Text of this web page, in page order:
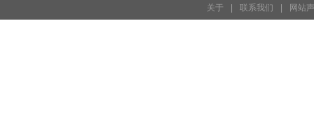
关于
联系我们 网站